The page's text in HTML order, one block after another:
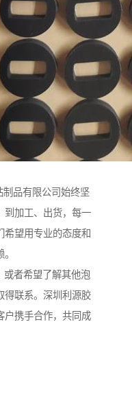
制品有限公司始终坚
到加工、出货，每一
希望用专业的态度和
或者希望了解其他泡
得联系。深圳利源胶
户携手合作，共同成